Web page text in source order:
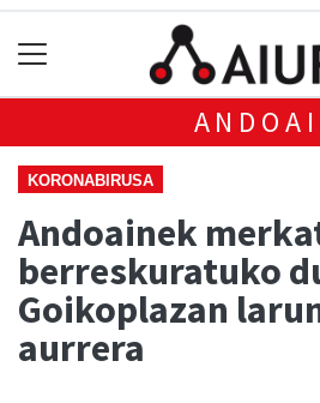
KORONABIRUSA
Andoainek
berreskuratuko
Goikoplazan
aurrera